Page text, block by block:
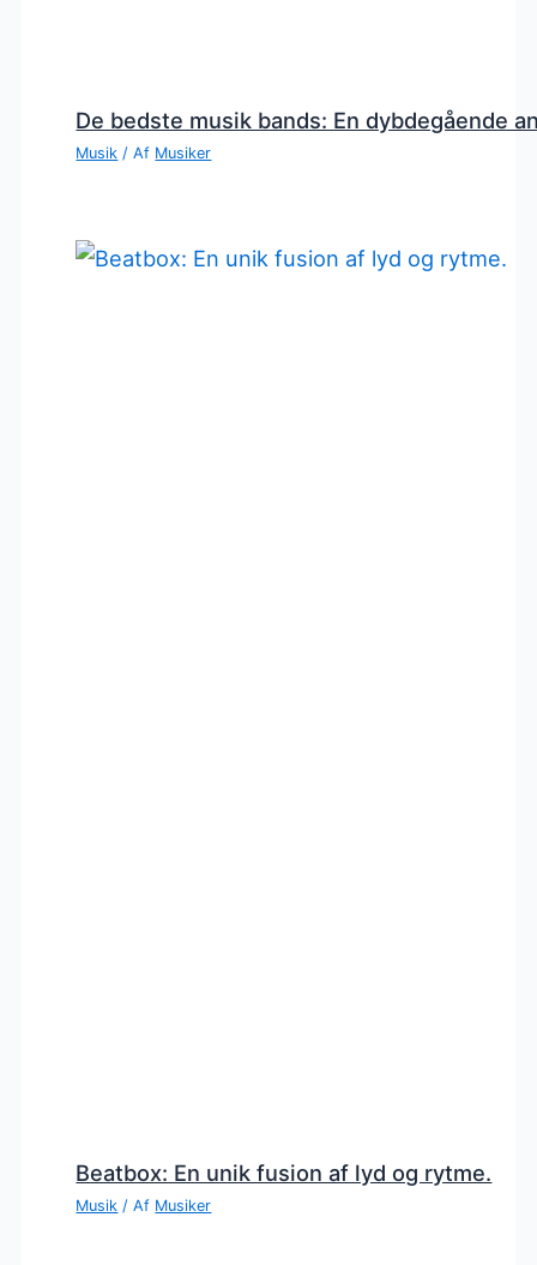
De bedste musik bands: En dybdegående
Musik / Af Musiker
Beatbox: En unik fusion af lyd og rytme.
Musik / Af Musiker